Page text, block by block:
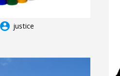
account_circle justice